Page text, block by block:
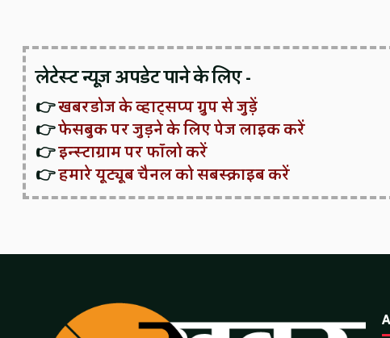
लेटेस्ट न्यूज़ अपडेट पाने के लिए -
👉खबरडोज के व्हाट्सप्प ग्रुप से जुड़ें
👉फेसबुक पर जुड़ने के लिए पेज लाइक करें
👉इन्स्टाग्राम पर फॉलो करें
👉हमारे यूट्यूब चैनल को सबस्क्राइब करें